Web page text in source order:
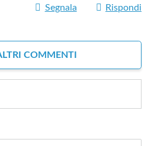
Segnala Rispondi
COMMENTI